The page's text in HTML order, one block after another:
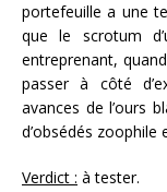
portefeuille a une
que le scrotum
entreprenant,
passer à côté
avances de l’ours
d’obsédés
Verdict : à tester.